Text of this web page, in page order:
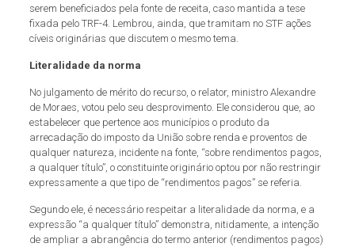
serem beneficiados pela fonte de receita, caso mantida a tese
fixada pelo TRF-4. Lembrou, ainda, que tramitam no STF ações
cíveis originárias que discutem o mesmo tema.
Literalidade da norma
No julgamento de mérito do recurso, o relator, ministro Alexandre
de Moraes, votou pelo seu desprovimento. Ele considerou que, ao
estabelecer que pertence aos municípios o produto da
arrecadação do imposto da União sobre renda e proventos de
qualquer natureza, incidente na fonte, “sobre rendimentos pagos,
a qualquer título”, o constituinte originário optou por não restringir
expressamente a que tipo de “rendimentos pagos” se referia.
Segundo ele, é necessário respeitar a literalidade da norma, e a
expressão “a qualquer título” demonstra, nitidamente, a intenção
de ampliar a abrangência do termo anterior (rendimentos pagos)